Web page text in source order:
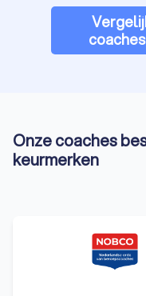
Onze coaches
keurmerken